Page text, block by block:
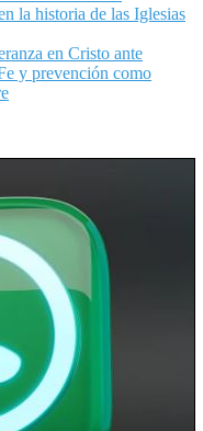
la historia de las Iglesias
en Cristo ante
y prevención como